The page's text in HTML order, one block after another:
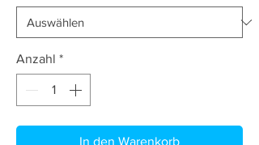
Anzahl *
In den Warenkorb